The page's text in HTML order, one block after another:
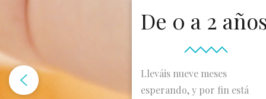
De 0 a 2
Lleváis nueve meses
esperando, y por fin está